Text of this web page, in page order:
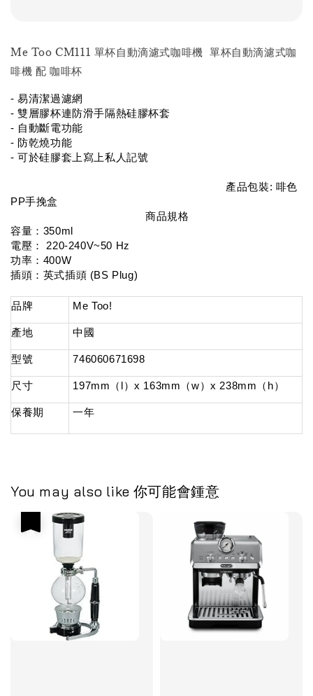
Me Too CM111 單杯自動滴濾式咖啡機 單杯自動滴濾式咖
啡機 配 咖啡杯
- 易清潔過濾網
- 雙層膠杯連防滑手隔熱硅膠杯套
- 自動斷電功能
- 防乾燒功能
- 可於硅膠套上寫上私人記號
產品包裝: 啡色
PP手挽盒
商品規格
容量：350ml
電壓： 220-240V~50 Hz
功率：400W
插頭：英式插頭 (BS Plug)
品牌 Me Too!
產地 中國
型號 746060671698
尺寸 197mm（l）x 163mm（w）x 238mm（h）
保養期 一年
You may also like 你可能會鍾意